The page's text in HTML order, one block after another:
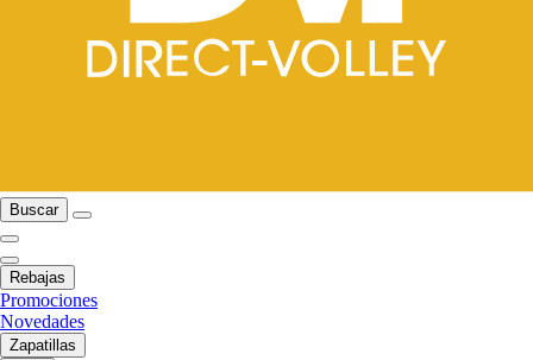
Buscar
Rebajas
Promociones
Novedades
Zapatillas